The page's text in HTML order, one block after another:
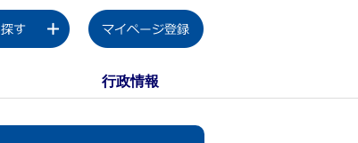
行政情報